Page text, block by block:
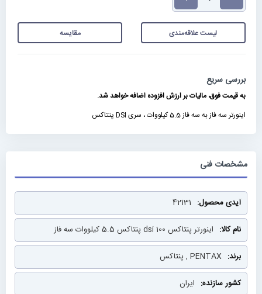
لیست علاقه‌مندی مقایسه
بررسی سریع
به قیمت فوق، مالیات بر ارزش افزوده اضافه خواهد شد.
اینورتر سه فاز به سه فاز 5.5 کیلووات ، سری DSI پنتاکس
مشخصات فنی
مشخصات
فنی
42131
اینورتر پنتاکس dsi 100 پنتاکس 5.5 کیلووات سه فاز
PENTAX , پنتاکس
ایران